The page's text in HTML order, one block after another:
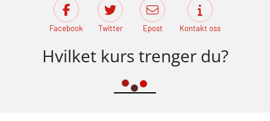
Facebook Twitter Epost Kontakt oss
Hvilket kurs trenger du?